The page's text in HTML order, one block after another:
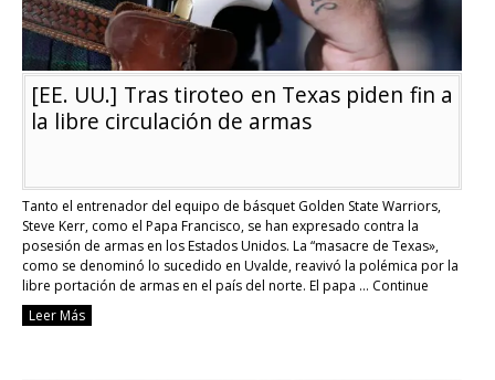
[EE. UU.] Tras tiroteo en Texas piden fin a
la libre circulación de armas
Tanto el entrenador del equipo de básquet Golden State Warriors,
Steve Kerr, como el Papa Francisco, se han expresado contra la
posesión de armas en los Estados Unidos. La “masacre de Texas»,
como se denominó lo sucedido en Uvalde, reavivó la polémica por la
libre portación de armas en el país del norte. El papa … Continue
reading
[EE.
Leer Más